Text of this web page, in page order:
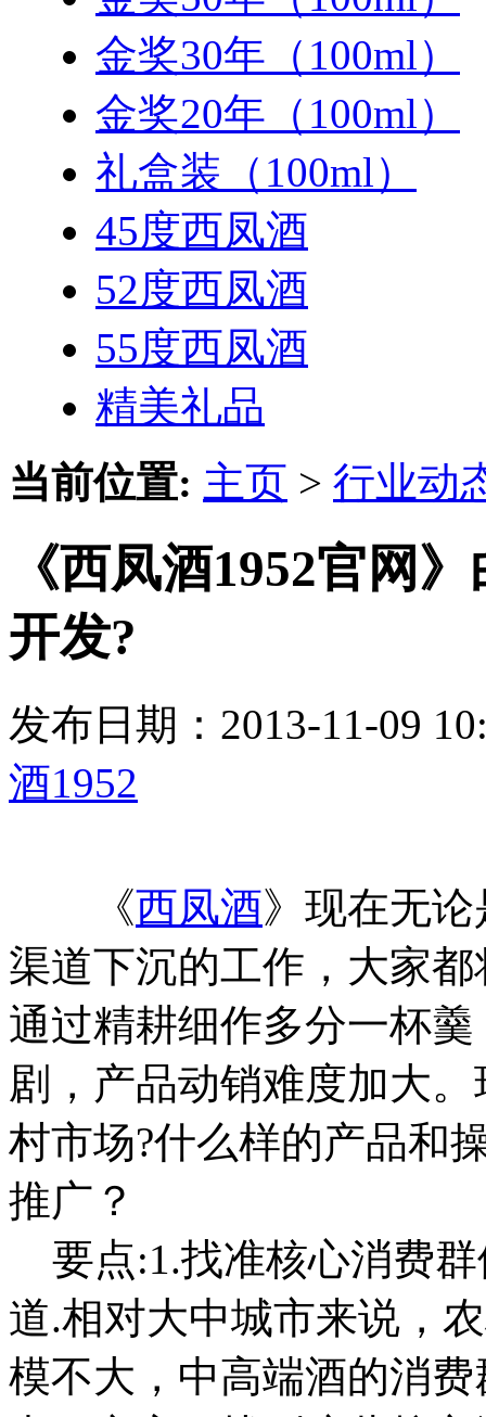
金奖30年（100ml）
金奖20年（100ml）
礼盒装（100ml）
45度西凤酒
52度西凤酒
55度西凤酒
精美礼品
当前位置: 主页 > 行业动
《西凤酒1952官网
开发?
发布日期：2013-11-09
酒1952
《西凤酒》现在无
渠道下沉的工作，大家
通过精耕细作多分一杯
剧，产品动销难度加大
村市场?什么样的产品和
推广？
要点:1.找准核心消费群
道.相对大中城市来说，
模不大，中高端酒的消